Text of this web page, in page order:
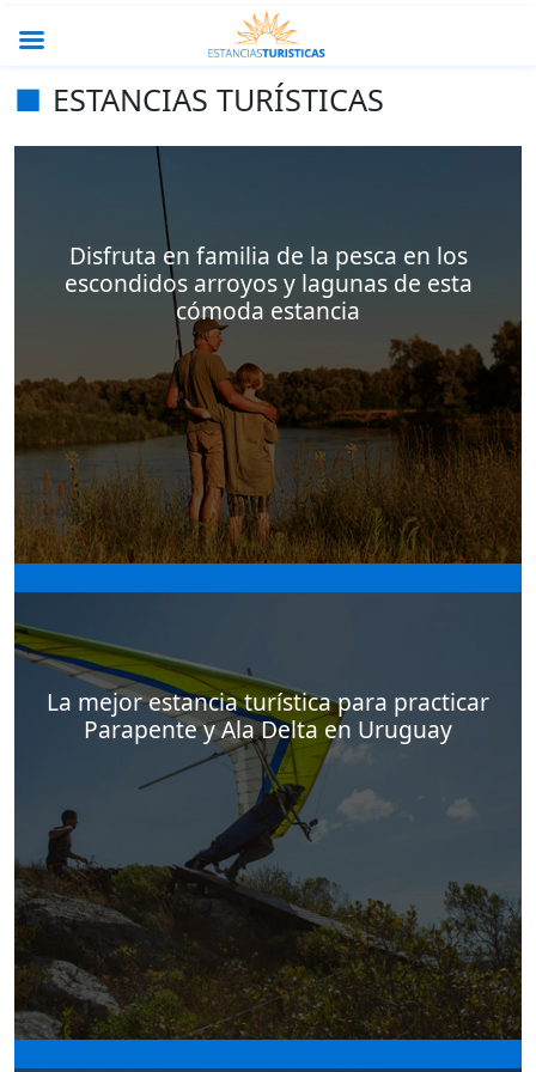
ESTANCIAS TURÍSTICAS
Disfruta en familia de la pesca en los
escondidos arroyos y lagunas de esta
cómoda estancia
ofrece actividades para todas las edades
La mejor estancia turística para practicar
Parapente y Ala Delta en Uruguay